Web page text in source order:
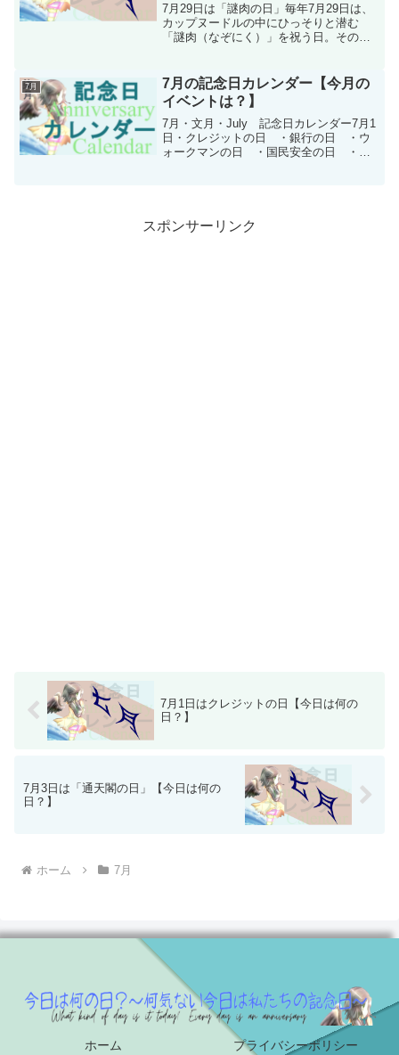
7月29日は「謎肉の日」毎年7月29日は、
カップヌードルの中にひっそりと潜む
「謎肉（なぞにく）」を祝う日。その名
は、名前の通り「な（7）ぞにく（29）」
の語呂合わせから誕...
7月
7月の記念日カレンダー【今月の
イベントは？】
7月・文月・July 記念日カレンダー7月1
日・クレジットの日 ・銀行の日 ・ウ
ォークマンの日 ・国民安全の日 ・こ
スポンサーリンク
7月1日はクレジットの日【今日は何の
日？】
7月3日は「通天閣の日」【今日は何の
日？】
ホーム 7月
ホーム プライバシーポリシー